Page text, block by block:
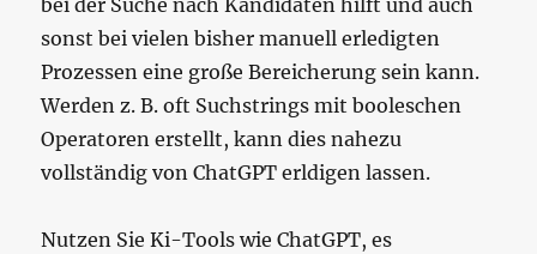
bei der Suche nach Kandidaten hilft und auch
sonst bei vielen bisher manuell erledigten
Prozessen eine große Bereicherung sein kann.
Werden z. B. oft Suchstrings mit booleschen
Operatoren erstellt, kann dies nahezu
vollständig von ChatGPT erldigen lassen.
Nutzen Sie Ki-Tools wie ChatGPT, es